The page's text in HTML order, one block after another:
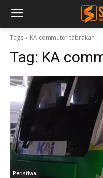
Tags KA commuter tabrakan
Tag: KA
Peristiwa